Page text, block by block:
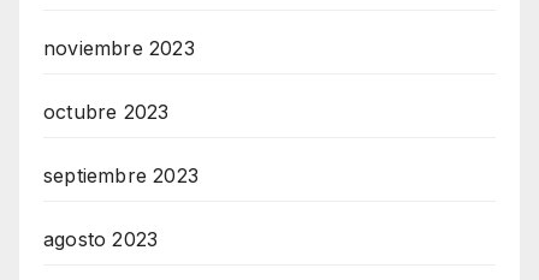
noviembre 2023
octubre 2023
septiembre 2023
agosto 2023